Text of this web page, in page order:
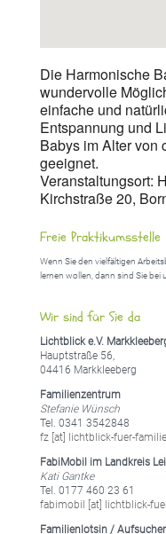
Die Harmonische
wundervolle
einfache und
Entspannung und
Babys im Alter von
geeignet.
Veranstaltungsort:
Kirchstraße 20,
Freie Praktikumsstelle
Wenn Sie den vielfältigen
lernen wollen, dann sind Sie bei
Wir sind für Sie da
Lichtblick e.V.
Hauptstraße 56,
04416 Markkleeberg
Familienzentrum
Stefanie Wünsch
Tel. 0341 3542848
fz [at] lichtblick-fuer-
FabiMobil im Landkreis
Kati Gantke
Tel. 0177 460 23 61
fabimobil [at] lichtblick-
Familienlotsin /